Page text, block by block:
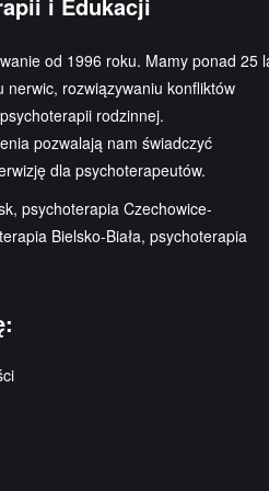
od 1996 roku. Mamy ponad 25
nerwic, rozwiązywaniu konfliktów
rodzinnej.
pozwalają nam świadczyć
dla psychoterapeutów.
psychoterapia Czechowice-
Bielsko-Biała, psychoterapia